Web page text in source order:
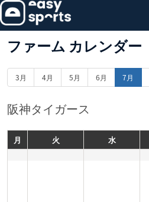
ファーム カレンダー
3月 4月 5月 6月 7月
阪神タイガース
月 火 水